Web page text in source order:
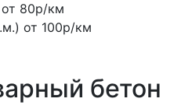
от 80р/км
от 100р/км
бетон